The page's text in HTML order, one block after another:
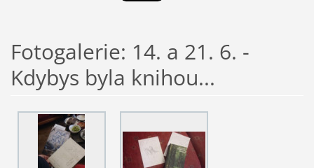
Fotogalerie: 14. a 21. 6. -
Kdybys byla knihou...